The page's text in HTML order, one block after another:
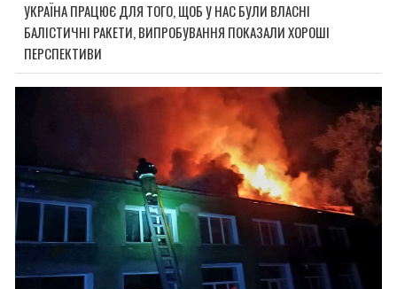
УКРАЇНА ПРАЦЮЄ ДЛЯ ТОГО, ЩОБ У НАС БУЛИ ВЛАСНІ
БАЛІСТИЧНІ РАКЕТИ, ВИПРОБУВАННЯ ПОКАЗАЛИ ХОРОШІ
ПЕРСПЕКТИВИ